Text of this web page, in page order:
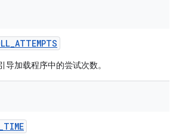
_ATTEMPTS
导加载程序中的尝试次数。
_TIME